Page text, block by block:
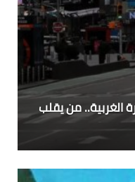
الغربية.. من يقلب